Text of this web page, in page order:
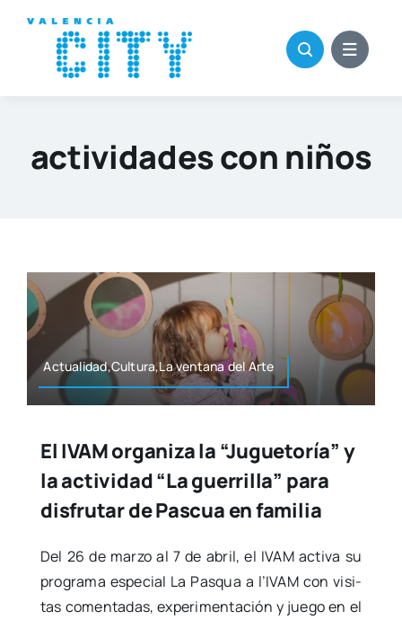
contenido
actividades con niños
Actualidad,Cultura,La ven­ta­na del Arte
El IVAM organiza la “Juguetoría” y
la actividad “La guerrilla” para
disfrutar de Pascua en familia
Del 26 de mar­zo al 7 de abril, el IVAM acti­va su
pro­gra­ma espe­cial La Pas­qua a l’IVAM con visi­
tas comen­ta­das, expe­ri­men­ta­ción y jue­go en el